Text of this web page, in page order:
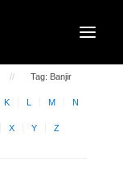
Tag: Banjir
K L M N
X Y Z